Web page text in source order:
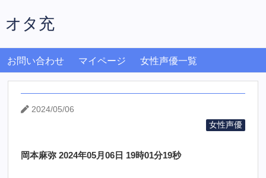
オタ充
お問い合わせ マイページ 女性声優一覧
2024/05/06
女性声優
岡本麻弥 2024年05月06日 19時01分19秒